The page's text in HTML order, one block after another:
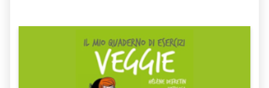
DIASTASI ADDOMINALE VIRUS RESPIRATORIO SINCIZIALE
DOPAMINA
METODI PER DORMIRE BENE
HELICOBACTER PYLORI